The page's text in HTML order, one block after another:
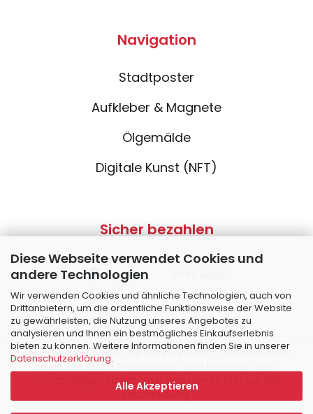
Diese Webseite verwendet Cookies und
andere Technologien
Wir verwenden Cookies und ähnliche Technologien, auch von
Drittanbietern, um die ordentliche Funktionsweise der Website
zu gewährleisten, die Nutzung unseres Angebotes zu
analysieren und Ihnen ein bestmögliches Einkaufserlebnis
bieten zu können. Weitere Informationen finden Sie in unserer
Datenschutzerklärung.
Alle Akzeptieren
Navigation
Stadtposter
Aufkleber & Magnete
Ölgemälde
Digitale Kunst (NFT)
Sicher bezahlen
Alle Preise inkl. MwSt. Alle Markennamen, Warenzeichen
sowie sämtliche Produktbilder sind Eigentum Ihrer
rechtmäßigen Eigentümer und dienen hier nur der
Beschreibung.